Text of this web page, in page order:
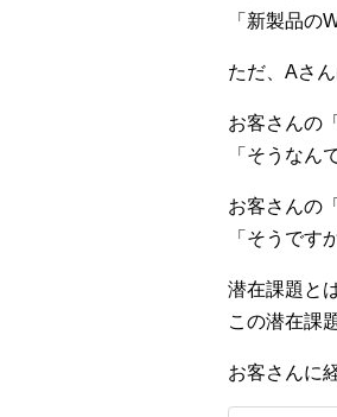
「新製品の
ただ、Aさ
お客さんの
「そうなん
お客さんの
「そうです
潜在課題と
この潜在課
お客さんに